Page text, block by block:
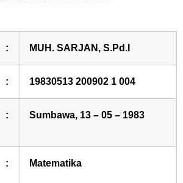
: MUH. SARJAN, S.Pd.I
: 19830513 200902 1 004
: Sumbawa, 13 – 05 – 1983
: Matematika